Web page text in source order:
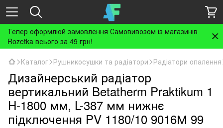
Тепер оформлюй замовлення Самовивозом із магазинів
Rozetka всього за 49 грн!
Каталог Рушникосушки та радіатори Радіатори опалення
Дизайнерський радіатор
вертикальний Betatherm Praktikum 1
H-1800 мм, L-387 мм нижнє
підключення PV 1180/10 9016М 99